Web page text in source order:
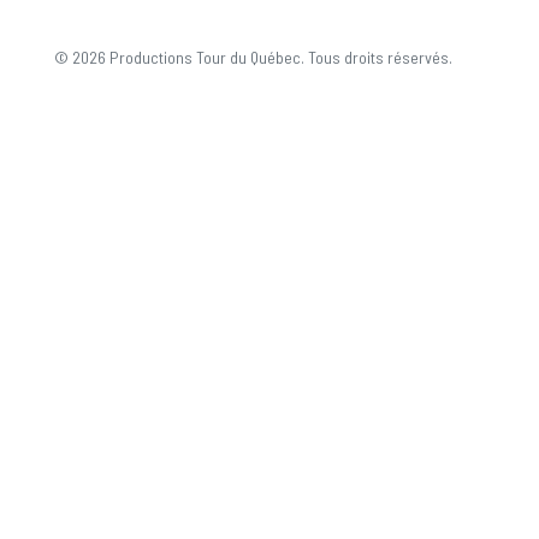
© 2026 Productions Tour du Québec. Tous droits réservés.